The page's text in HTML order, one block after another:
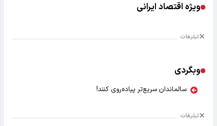
ویژه اقتصاد ایرانی
تبلیغات
وبگردی
سالماندان سریع‌تر پیاده‌روی کنند!
تبلیغات